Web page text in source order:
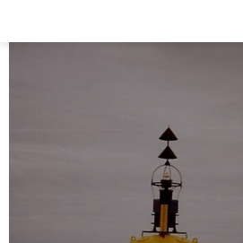
Le destin – un texte